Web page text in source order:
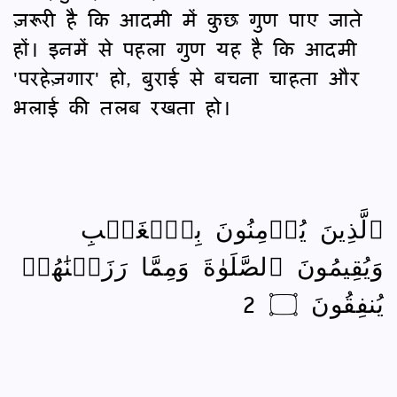
ज़रूरी है कि आदमी में कुछ गुण पाए जाते
हों। इनमें से पहला गुण यह है कि आदमी
'परहेज़गार' हो, बुराई से बचना चाहता और
भलाई की तलब रखता हो।
ٱلَّذِينَ يُؤۡمِنُونَ بِٱلۡغَيۡبِ
وَيُقِيمُونَ ٱلصَّلَوٰةَ وَمِمَّا رَزَقۡنَٰهُمۡ
يُنفِقُونَ ۝ 2